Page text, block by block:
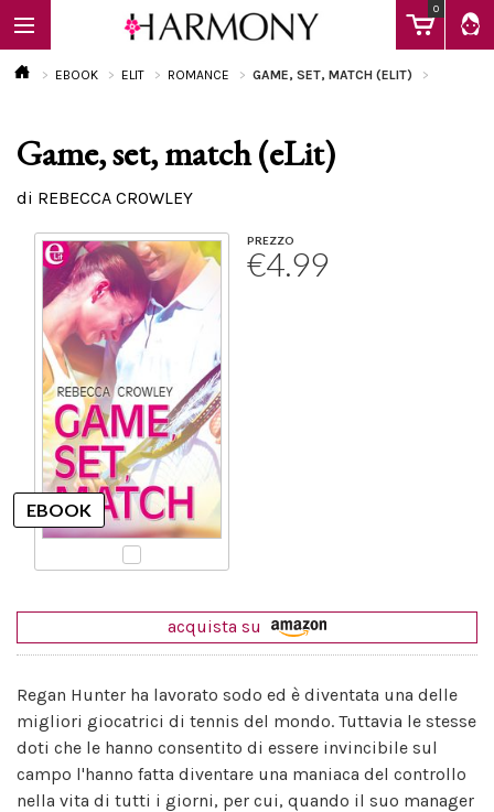
0
EBOOK
Calendario
EBOOK ELIT ROMANCE GAME, SET, MATCH (ELIT)
Game, set, match (eLit)
di REBECCA CROWLEY
PREZZO
€4.99
acquista su
Regan Hunter ha lavorato sodo ed è diventata una delle
migliori giocatrici di tennis del mondo. Tuttavia le stesse
doti che le hanno consentito di essere invincibile sul
campo l'hanno fatta diventare una maniaca del controllo
nella vita di tutti i giorni, per cui, quando il suo manager